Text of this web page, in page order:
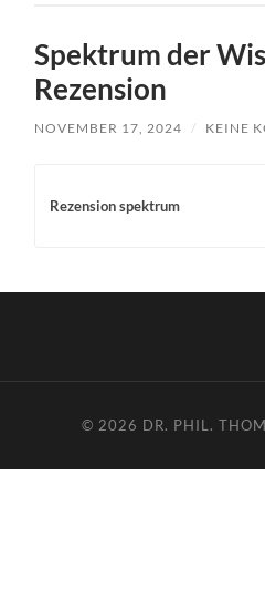
Spektrum der
Rezension
NOVEMBER 17, 2024 / KEINE
Rezension spektrum
© 2026 DR. PHIL.